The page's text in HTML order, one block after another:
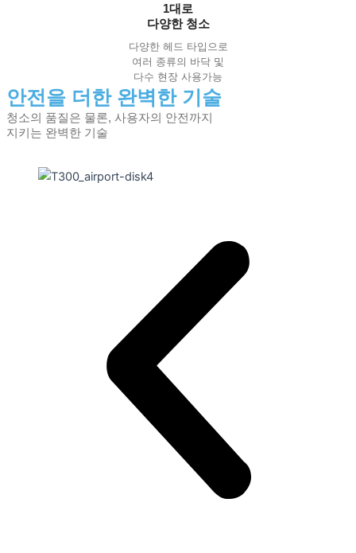
1대로
다양한 청소
다양한 헤드 타입으로
여러 종류의 바닥 및
다수 현장 사용가능
안전을 더한 완벽한 기술
청소의 품질은 물론, 사용자의 안전까지
지키는 완벽한 기술